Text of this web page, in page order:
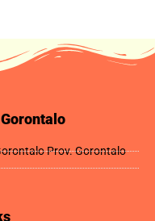
Prov. Gorontalo